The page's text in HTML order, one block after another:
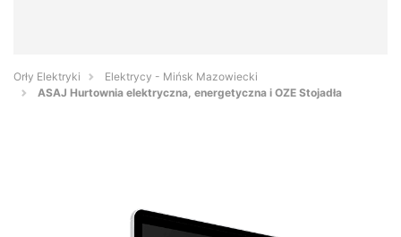
Orły Elektryki
Elektrycy - Mińsk Mazowiecki
ASAJ Hurtownia elektryczna, energetyczna i OZE Stojadła